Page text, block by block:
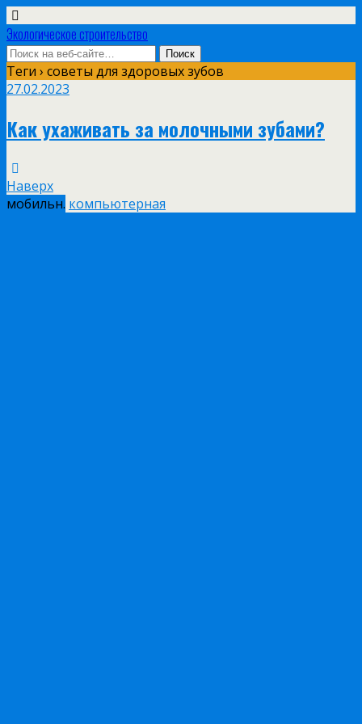
Экологическое строительство
Теги › советы для здоровых зубов
27.02.2023
Как ухаживать за молочными зубами?
Наверх
мобильн. компьютерная